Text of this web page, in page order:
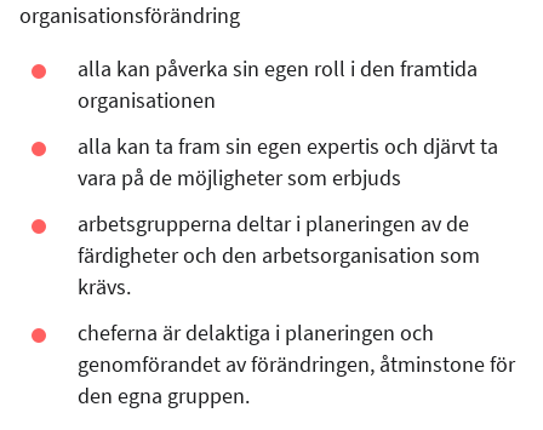
organisationsförändring
alla kan påverka sin egen roll i den framtida
organisationen
alla kan ta fram sin egen expertis och djärvt ta
vara på de möjligheter som erbjuds
arbetsgrupperna deltar i planeringen av de
färdigheter och den arbetsorganisation som
krävs.
cheferna är delaktiga i planeringen och
genomförandet av förändringen, åtminstone för
den egna gruppen.